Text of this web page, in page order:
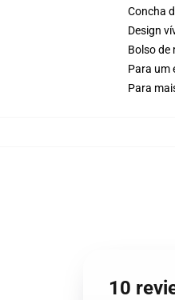
Concha
Design
Bolso de
Para um
Para
10